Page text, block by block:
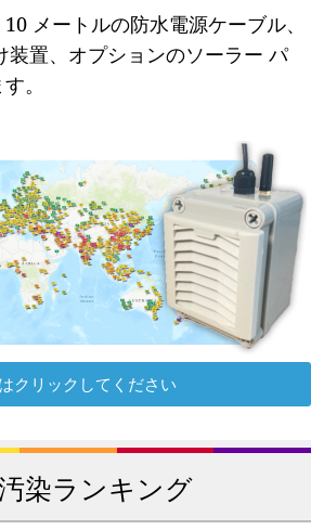
メートルの防水電源ケーブル、
装置、オプションのソーラー パ
。
クリックしてください
染ランキング